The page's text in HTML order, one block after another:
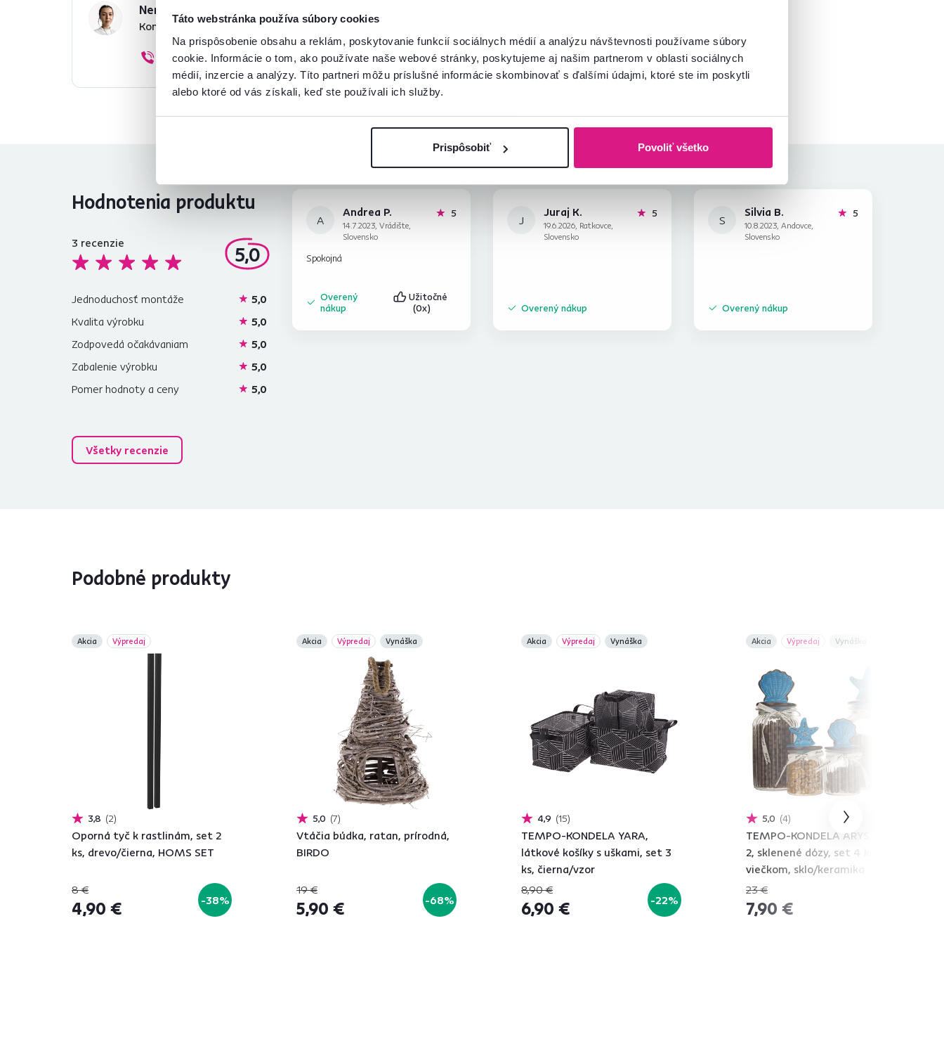
Táto webstránka používa súbory cookies
Na prispôsobenie obsahu a reklám, poskytovanie funkcií sociálnych médií a analýzu návštevnosti používame súbory
cookie. Informácie o tom, ako používate naše webové stránky, poskytujeme aj našim partnerom v oblasti sociálnych
médií, inzercie a analýzy. Títo partneri môžu príslušné informácie skombinovať s ďalšími údajmi, ktoré ste im poskytli
alebo ktoré od vás získali, keď ste používali ich služby.
Prispôsobiť Povoliť všetko
Nenašli ste požadované informácie?
Kontaktujte nás a my vám radi poradíme
02/ 40 100 100 Spustiť chat
Hodnotenia produktu
5,0
3 recenzie
Jednoduchosť montáže
5,0
Kvalita výrobku
5,0
Zodpovedá očakávaniam
5,0
Zabalenie výrobku
5,0
Pomer hodnoty a ceny
5,0
Všetky recenzie
A
Andrea P.
14.7.2023, Vrádište,
Slovensko
5hviezdičiek
Spokojná
Overený
nákup
Užitočné
(0x)
J
Juraj K.
19.6.2026, Ratkovce,
Slovensko
5hviezdičiek
Overený nákup
S
Silvia B.
10.8.2023, Andovce,
Slovensko
5hviezdičiek
Overený nákup
Podobné produkty
Akcia Výpredaj
3,8 2
Oporná tyč k rastlinám, set 2
ks, drevo/čierna, HOMS SET
8 €
4,90 € -38%
Akcia Výpredaj Vynáška
5,0 7
Vtáčia búdka, ratan, prírodná,
BIRDO
19 €
5,90 € -68%
Akcia Výpredaj Vynáška
4,9 15
TEMPO-KONDELA YARA,
látkové košíky s uškami, set 3
ks, čierna/vzor
8,90 €
6,90 € -22%
Akcia Výpredaj Vynáška
5,0 4
TEMPO-KONDELA ARYSTA TYP
2, sklenené dózy, set 4 ks, s
viečkom, sklo/keramika
23 €
7,90 €